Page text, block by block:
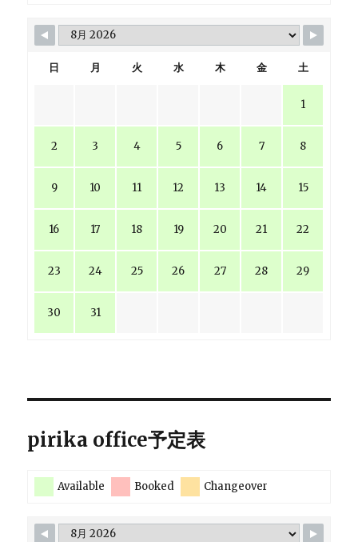
日 月 火 水 木 金 土
1
2 3 4 5 6 7 8
9 10 11 12 13 14 15
16 17 18 19 20 21 22
23 24 25 26 27 28 29
30 31
pirika office予定表
Available Booked Changeover